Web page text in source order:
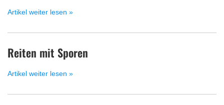
Artikel weiter lesen »
Reiten mit Sporen
Artikel weiter lesen »